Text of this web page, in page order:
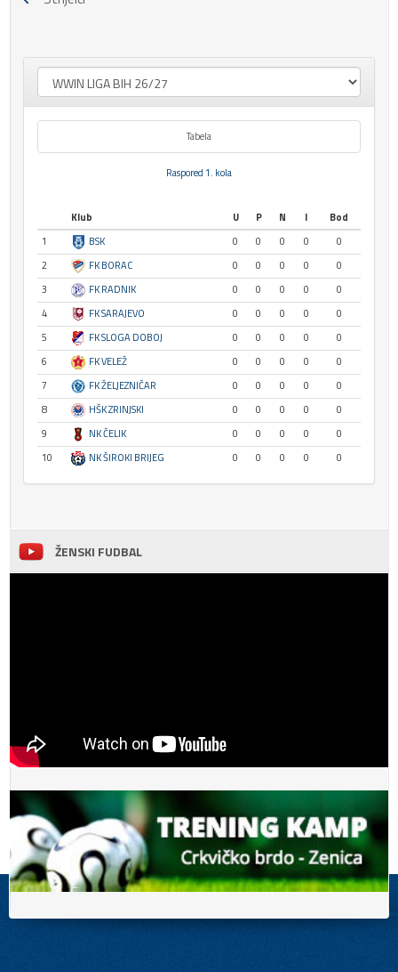
Tabela
Raspored 1. kola
Klub U P N I
Bod
1
BSK 0 0 0 0
0
2
FK BORAC 0 0 0 0
0
3
FK RADNIK 0 0 0 0
0
4
FK SARAJEVO 0 0 0 0
0
5
FK SLOGA DOBOJ 0 0 0 0
0
6
FK VELEŽ 0 0 0 0
0
7
FK ŽELJEZNIČAR 0 0 0 0
0
8
HŠK ZRINJSKI 0 0 0 0
0
9
NK ČELIK 0 0 0 0
0
10
NK ŠIROKI BRIJEG 0 0 0 0 0
ŽENSKI FUDBAL